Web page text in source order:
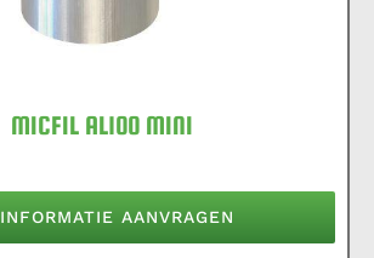
MICFIL AL100 MINI
INFORMATIE AANVRAGEN